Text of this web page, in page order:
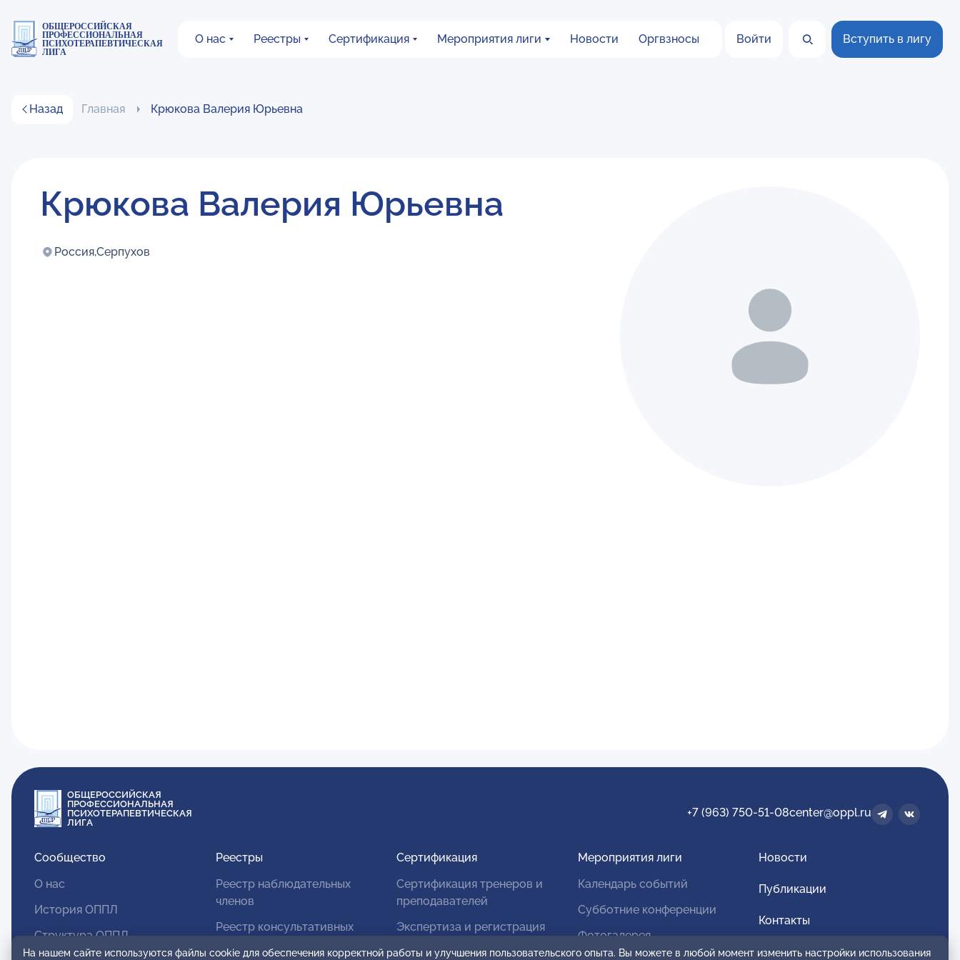
ОБЩЕРОССИЙСКАЯ
ПРОФЕССИОНАЛЬНАЯ
ПСИХОТЕРАПЕВТИЧЕСКАЯ
ЛИГА
О нас Реестры Сертификация Мероприятия лиги Новости Оргвзносы Войти Вступить в лигу
Назад Главная Крюкова Валерия Юрьевна
Крюкова Валерия Юрьевна
Россия,Серпухов
ОБЩЕРОССИЙСКАЯ
ПРОФЕССИОНАЛЬНАЯ
ПСИХОТЕРАПЕВТИЧЕСКАЯ
ЛИГА
+7 (963) 750-51-08center@oppl.ru
Сообщество
О нас
История ОППЛ
Структура ОППЛ
Реестры
Реестр наблюдательных
членов
Реестр консультативных
Сертификация
Сертификация тренеров и
преподавателей
Экспертиза и регистрация
Мероприятия лиги
Календарь событий
Субботние конференции
Фотогалерея
Новости
Публикации
Контакты
Для спонсоров и партнеров
На нашем сайте используются файлы cookie для обеспечения корректной работы и улучшения пользовательского опыта. Вы можете в любой момент изменить настройки использования